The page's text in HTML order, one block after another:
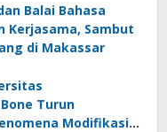
Balai Bahasa
Kerjasama, Sambut
di Makassar
Turun
Modifikasi